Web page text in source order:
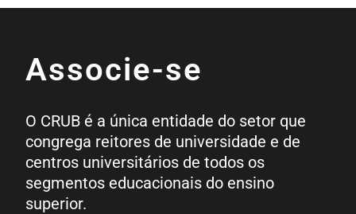
Associe-se
O CRUB é a única entidade do setor que
congrega reitores de universidade e de
centros universitários de todos os
segmentos educacionais do ensino
superior.